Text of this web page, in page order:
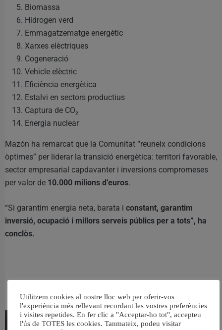
Biomassa
Hidrogen verd
Emmagatzematge energètic
Xarxes elèctriques
Cogeneració
Vehicle elèctric
Eficiència energètica
Estalvi en sectors productius
Captura de CO₂
Energia nuclear
Mazón ha remarcat que la Comunitat “reuneix condicions
òptimes” per liderar la transició energètica: territori favorable,
sector empresarial capdavanter i inversions compromeses
per valor de 10.000 milions d’euros.
“Si garantim energia neta, barata i constant, garantim
inversió, ocupació i millors serveis públics per a tots”, ha
conclòs.
RELACIONAT
Utilitzem cookies al nostre lloc web per oferir-vos
l'experiència més rellevant recordant les vostres preferències
i visites repetides. En fer clic a "Acceptar-ho tot", accepteu
l'ús de TOTES les cookies. Tanmateix, podeu visitar